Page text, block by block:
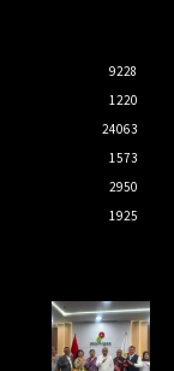
9228
1220
24063
1573
2950
1925